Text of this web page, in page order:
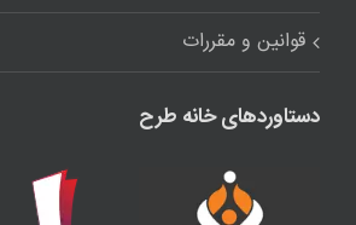
قوانین و مقررات
دستاوردهای خانه طرح